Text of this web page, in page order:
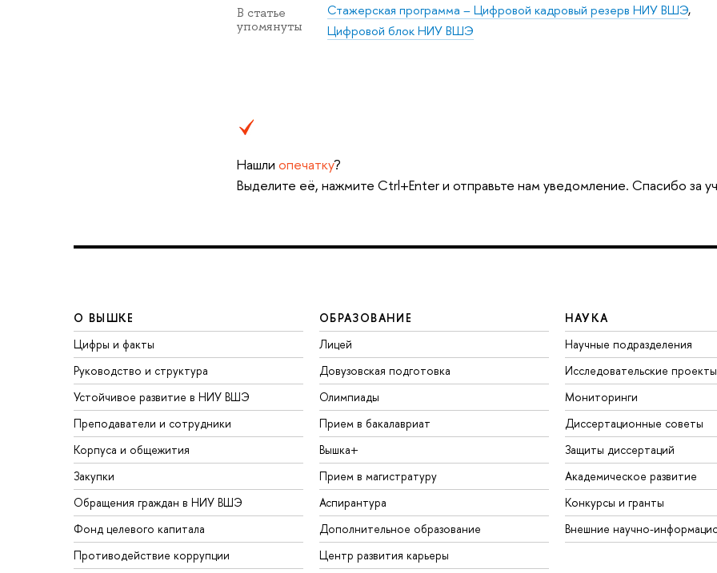
В статье
упомянуты
Стажерская программа – Цифровой кадровый резерв НИУ ВШЭ,
Цифровой блок НИУ ВШЭ
Нашли опечатку?
Выделите её, нажмите Ctrl+Enter и отправьте нам уведомление. Спасибо за
О ВЫШКЕ
Цифры и факты
Руководство и структура
Устойчивое развитие в НИУ ВШЭ
Преподаватели и сотрудники
Корпуса и общежития
Закупки
Обращения граждан в НИУ ВШЭ
Фонд целевого капитала
Противодействие коррупции
ОБРАЗОВАНИЕ
Лицей
Довузовская подготовка
Олимпиады
Прием в бакалавриат
Вышка+
Прием в магистратуру
Аспирантура
Дополнительное образование
Центр развития карьеры
НАУКА
Научные подразделения
Исследовательские проекты
Мониторинги
Диссертационные советы
Защиты диссертаций
Академическое развитие
Конкурсы и гранты
Внешние научно-